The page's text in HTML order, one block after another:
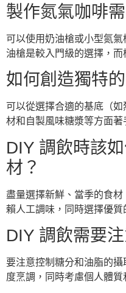
製作氮氣咖啡
可以使用奶油槍或小型氮
油槍是較入門級的選擇，
如何創造獨特
可以從選擇合適的基底（
材和自製風味糖漿等方面
DIY 調飲時該
材？
盡量選擇新鮮、當季的食
賴人工調味，同時選擇優
DIY 調飲需要
要注意控制糖分和油脂的
度烹調，同時考慮個人體質